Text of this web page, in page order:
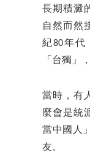
長期積澱
自然而然
紀80年代
「台獨」
當時，有
麼會是統
當中國人
友。